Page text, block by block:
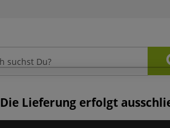
Die Lieferung erfolgt